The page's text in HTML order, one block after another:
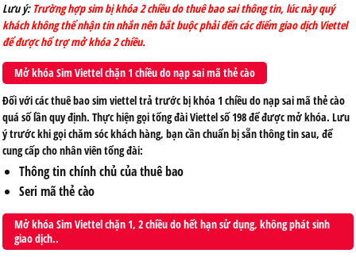
Lưu ý: Trường hợp sim bị khóa 2 chiều do thuê bao sai thông tin, lúc này quý
khách không thể nhận tin nhắn nên bắt buộc phải đến các điểm giao dịch Viettel
để được hổ trợ mở khóa 2 chiều.
Mở khóa Sim Viettel chặn 1 chiều do nạp sai mã thẻ cào
Đối với các thuê bao sim viettel trả trước bị khóa 1 chiều do nạp sai mã thẻ cào
quá số lần quy định. Thực hiện gọi tổng đài Viettel số 198 để được mở khóa. Lưu
ý trước khi gọi chăm sóc khách hàng, bạn cần chuẩn bị sẵn thông tin sau, để
cung cấp cho nhân viên tổng đài:
Thông tin chính chủ của thuê bao
Seri mã thẻ cào
Mở khóa Sim Viettel chặn 1, 2 chiều do hết hạn sử dụng, không phát sinh
giao dịch..